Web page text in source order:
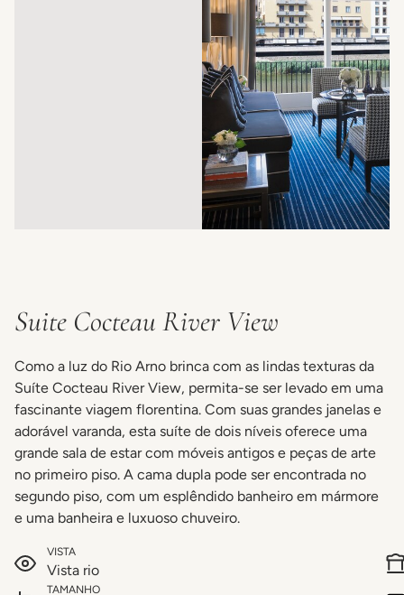
Suite Cocteau River View
Como a luz do Rio Arno brinca com as lindas texturas da
Suíte Cocteau River View, permita-se ser levado em uma
fascinante viagem florentina. Com suas grandes janelas e
adorável varanda, esta suíte de dois níveis oferece uma
grande sala de estar com móveis antigos e peças de arte
no primeiro piso. A cama dupla pode ser encontrada no
segundo piso, com um esplêndido banheiro em mármore
e uma banheira e luxuoso chuveiro.
VISTA
Vista rio
TAMANHO